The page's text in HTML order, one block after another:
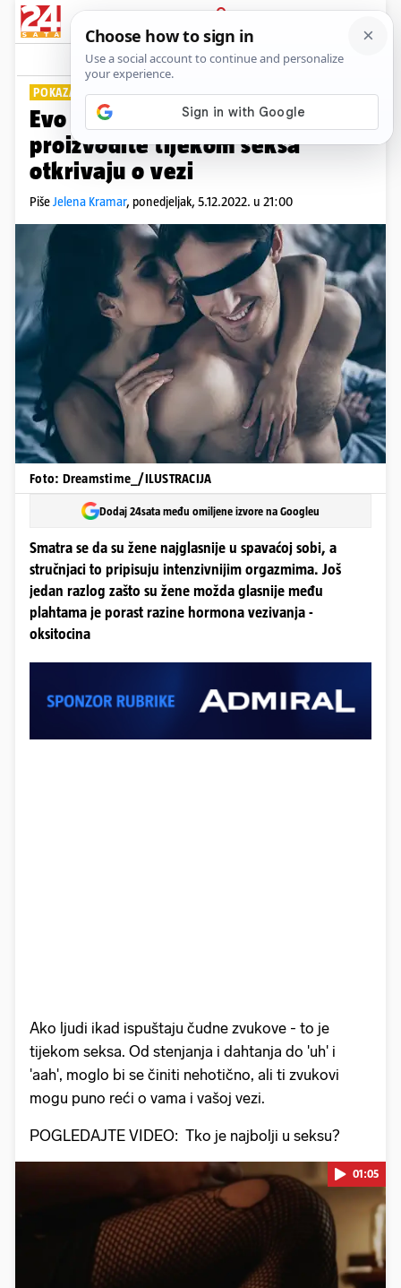
PRIJAVA
Lifestyle Komentari
POKAZATELJI SREĆE
Evo što zvukovi koje
proizvodite tijekom seksa
otkrivaju o vezi
PišeJelena Kramar, ponedjeljak, 5.12.2022. u 21:00
Foto: Dreamstime_/ILUSTRACIJA
Dodaj 24sata među omiljene izvore na Googleu
Smatra se da su žene najglasnije u spavaćoj sobi, a
stručnjaci to pripisuju intenzivnijim orgazmima. Još
jedan razlog zašto su žene možda glasnije među
plahtama je porast razine hormona vezivanja -
oksitocina
Ako ljudi ikad ispuštaju čudne zvukove - to je
tijekom seksa. Od stenjanja i dahtanja do 'uh' i
'aah', moglo bi se činiti nehotično, ali ti zvukovi
mogu puno reći o vama i vašoj vezi.
POGLEDAJTE VIDEO: Tko je najbolji u seksu?
Pokretanje videa...
01:05